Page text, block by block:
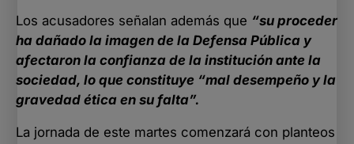
Los acusadores señalan además que “su proceder
ha dañado la imagen de la Defensa Pública y
afectaron la confianza de la institución ante la
sociedad, lo que constituye “mal desempeño y la
gravedad ética en su falta”.
La jornada de este martes comenzará con planteos